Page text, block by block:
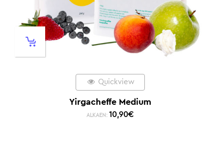
Quickview
Yirgacheffe Medium
ALKAEN: 10,90€